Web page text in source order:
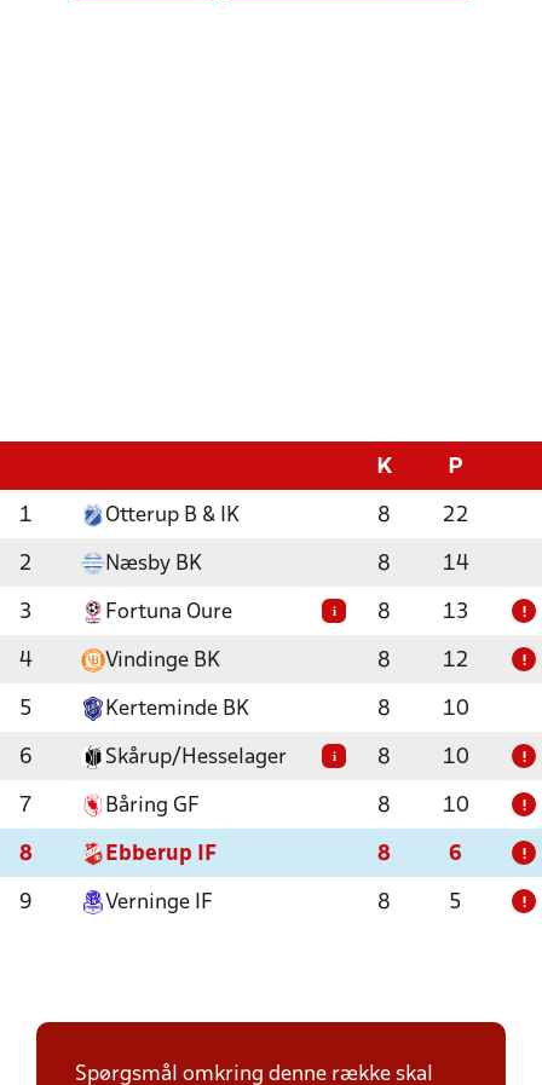
K P
1 Otterup B & IK 8 22
2 Næsby BK 8 14
3 Fortuna Oure i 8 13 !
4 Vindinge BK 8 12 !
5 Kerteminde BK 8 10
6 Skårup/Hesselager i 8 10 !
7 Båring GF 8 10 !
8 Ebberup IF 8 6 !
9 Verninge IF 8 5 !
Spørgsmål omkring denne række skal